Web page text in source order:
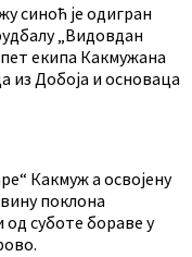
синоћ је одигран
„Видовдан
пет екипа Какмужана
из Добоја и основаца
Какмуж а освојену
поклона
суботе бораве у